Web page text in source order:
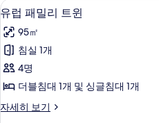
진
모
두
보
기
리
트
윈
자
세
히
보
유
럽
패
밀
리
윈
4
유럽 패밀리 트윈
95㎡
침실 1개
4명
더블침대 1개 및 싱글침대 1개
자세히 보기
유